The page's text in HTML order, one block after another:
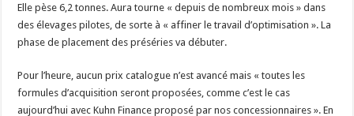
Elle pèse 6,2 tonnes. Aura tourne « depuis de nombreux mois » dans
des élevages pilotes, de sorte à « affiner le travail d’optimisation ». La
phase de placement des préséries va débuter.
Pour l’heure, aucun prix catalogue n’est avancé mais « toutes les
formules d’acquisition seront proposées, comme c’est le cas
aujourd’hui avec Kuhn Finance proposé par nos concessionnaires ». En